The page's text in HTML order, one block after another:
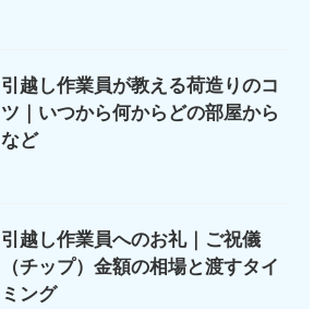
引越し作業員が教える荷造りのコ
ツ｜いつから何からどの部屋から
など
引越し作業員へのお礼｜ご祝儀
（チップ）金額の相場と渡すタイ
ミング